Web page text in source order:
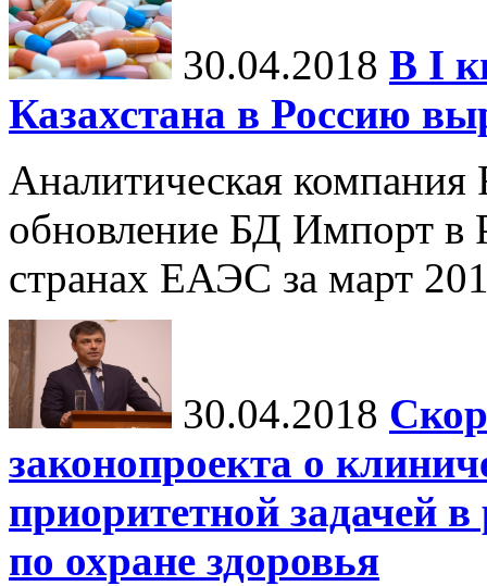
30.04.2018 В I
Казахстана в Россию
Аналитическая компания
обновление БД Импорт в
странах ЕАЭС за март
30.04.2018
законопроекта о
приоритетной задачей
по охране здоровья